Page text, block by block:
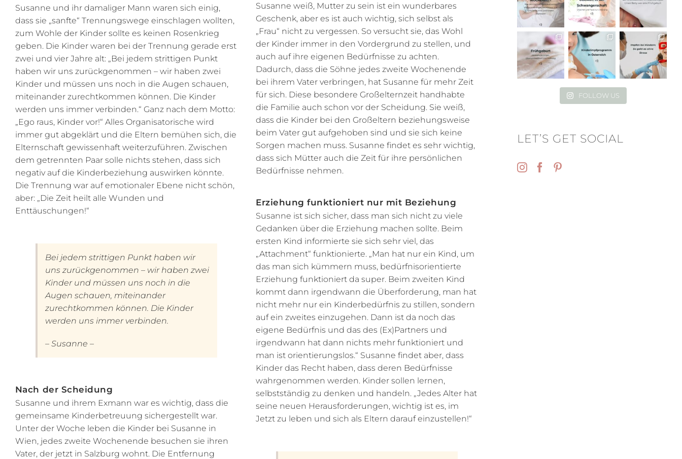
Susanne und ihr damaliger Mann waren sich einig,
dass sie „sanfte“ Trennungswege einschlagen wollten,
zum Wohle der Kinder sollte es keinen Rosenkrieg
geben. Die Kinder waren bei der Trennung gerade erst
zwei und vier Jahre alt: „Bei jedem strittigen Punkt
haben wir uns zurückgenommen – wir haben zwei
Kinder und müssen uns noch in die Augen schauen,
miteinander zurechtkommen können. Die Kinder
werden uns immer verbinden.“ Ganz nach dem Motto:
„Ego raus, Kinder vor!“ Alles Organisatorische wird
immer gut abgeklärt und die Eltern bemühen sich, die
Elternschaft gewissenhaft weiterzuführen. Zwischen
dem getrennten Paar solle nichts stehen, dass sich
negativ auf die Kinderbeziehung auswirken könnte.
Die Trennung war auf emotionaler Ebene nicht schön,
aber: „Die Zeit heilt alle Wunden und
Enttäuschungen!“
Bei jedem strittigen Punkt haben wir
uns zurückgenommen – wir haben zwei
Kinder und müssen uns noch in die
Augen schauen, miteinander
zurechtkommen können. Die Kinder
werden uns immer verbinden.
– Susanne –
Nach der Scheidung
Susanne und ihrem Exmann war es wichtig, dass die
gemeinsame Kinderbetreuung sichergestellt war.
Unter der Woche leben die Kinder bei Susanne in
Wien, jedes zweite Wochenende besuchen sie ihren
Vater, der jetzt in Salzburg wohnt. Die Entfernung
Susanne weiß, Mutter zu sein ist ein wunderbares
Geschenk, aber es ist auch wichtig, sich selbst als
„Frau“ nicht zu vergessen. So versucht sie, das Wohl
der Kinder immer in den Vordergrund zu stellen, und
auch auf ihre eigenen Bedürfnisse zu achten.
Dadurch, dass die Söhne jedes zweite Wochenende
bei ihrem Vater verbringen, hat Susanne für mehr Zeit
für sich. Diese besondere Großelternzeit handhabte
die Familie auch schon vor der Scheidung. Sie weiß,
dass die Kinder bei den Großeltern beziehungsweise
beim Vater gut aufgehoben sind und sie sich keine
Sorgen machen muss. Susanne findet es sehr wichtig,
dass sich Mütter auch die Zeit für ihre persönlichen
Bedürfnisse nehmen.
Erziehung funktioniert nur mit Beziehung
Susanne ist sich sicher, dass man sich nicht zu viele
Gedanken über die Erziehung machen sollte. Beim
ersten Kind informierte sie sich sehr viel, das
„Attachment“ funktionierte. „Man hat nur ein Kind, um
das man sich kümmern muss, bedürfnisorientierte
Erziehung funktioniert da super. Beim zweiten Kind
kommt dann irgendwann die Überforderung, man hat
nicht mehr nur ein Kinderbedürfnis zu stillen, sondern
auf ein zweites einzugehen. Dann ist da noch das
eigene Bedürfnis und das des (Ex)Partners und
irgendwann hat dann nichts mehr funktioniert und
man ist orientierungslos.“ Susanne findet aber, dass
Kinder das Recht haben, dass deren Bedürfnisse
wahrgenommen werden. Kinder sollen lernen,
selbstständig zu denken und handeln. „Jedes Alter hat
seine neuen Herausforderungen, wichtig ist es, im
Jetzt zu leben und sich als Eltern darauf einzustellen!“
FOLLOW US
LET’S GET SOCIAL